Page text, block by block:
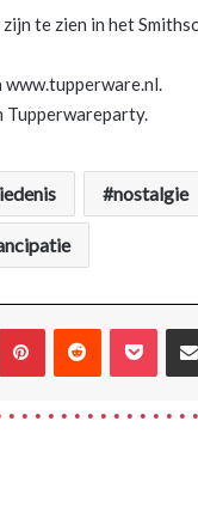
te zien in het
Tupperwareparty.
nostalgie
PinterestReddit